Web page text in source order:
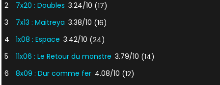
2
7x20 : Doubles 3.24/10 (17)
3
7x13 : Maitreya 3.38/10 (16)
4
1x08 : Espace 3.42/10 (24)
5
11x06 : Le Retour du monstre 3.79/10 (14)
6
8x09 : Dur comme fer 4.08/10 (12)